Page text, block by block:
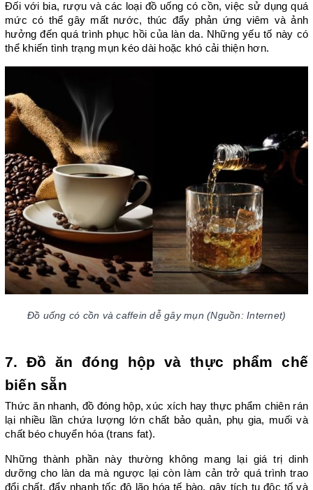
Đối với bia, rượu và các loại đồ uống có cồn, việc sử dụng quá
mức có thể gây mất nước, thúc đẩy phản ứng viêm và ảnh
hưởng đến quá trình phục hồi của làn da. Những yếu tố này có
thể khiến tình trạng mụn kéo dài hoặc khó cải thiện hơn.
Đồ uống có cồn và caffein dễ gây mụn (Nguồn: Internet)
7. Đồ ăn đóng hộp và thực phẩm chế
biến sẵn
Thức ăn nhanh, đồ đóng hộp, xúc xích hay thực phẩm chiên rán
lại nhiều lần chứa lượng lớn chất bảo quản, phụ gia, muối và
chất béo chuyển hóa (trans fat).
Những thành phần này thường không mang lại giá trị dinh
dưỡng cho làn da mà ngược lại còn làm cản trở quá trình trao
đổi chất, đẩy nhanh tốc độ lão hóa tế bào, gây tích tụ độc tố và